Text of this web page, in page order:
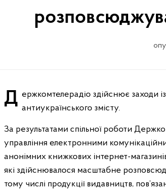
Держкомтелерадіо здійснює заходи із недопущення на український ринок іноземної видавничої продукції антиукраїнського змісту.
За результатами спільної роботи
управління електронними
анонімних книжкових інтернет-
які здійснювалося масштабне
тому числі продукції видавництв,